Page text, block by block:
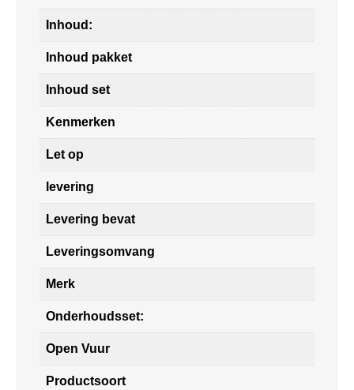
Inhoud:
Inhoud pakket
Inhoud set
Kenmerken
Let op
levering
Levering bevat
Leveringsomvang
Merk
Onderhoudsset:
Open Vuur
Productsoort